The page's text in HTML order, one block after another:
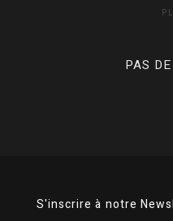
PAS
S'inscrire à notre